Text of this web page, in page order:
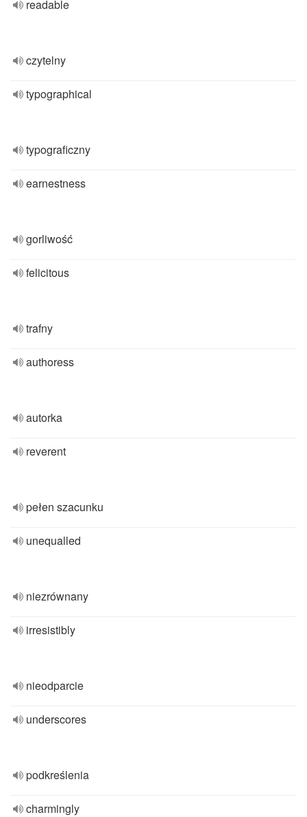
readable
czytelny
typographical
typograficzny
earnestness
gorliwość
felicitous
trafny
authoress
autorka
reverent
pełen szacunku
unequalled
niezrównany
irresistibly
nieodparcie
underscores
podkreślenia
charmingly